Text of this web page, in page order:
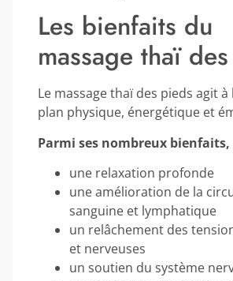
Les bienfaits du
massage thaï
Le massage thaï des pieds agit
plan physique, énergétique et
Parmi ses nombreux
une relaxation profonde
une amélioration de la
sanguine et lymphatique
un relâchement des
et nerveuses
un soutien du système